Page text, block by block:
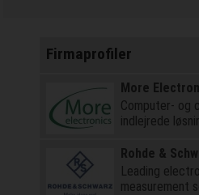
Firmaprofiler
More
Computer- og
indlejrede
Rohde &
Leading
measurement